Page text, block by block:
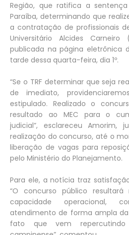
Região, que ratifica a
Paraíba, determinando que
a contratação de profissionais
Universitário Alcides
publicada na página eletrônica
tarde dessa quarta-feira, dia 1º.
“Se o TRF determinar que seja
de imediato,
estipulado. Realizado o
resultado ao MEC para o
judicial”, esclareceu Amorim,
realização do concurso, até o
liberação de vagas para
pelo Ministério do Planejamento.
Para ele, a notícia traz
“O concurso público
capacidade operacional,
atendimento de forma ampla
fato que vem